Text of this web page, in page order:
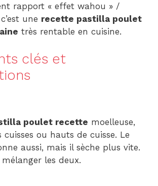
rapport « effet wahou » /
une recette pastilla poulet
très rentable en cuisine.
clés et
poulet recette moelleuse,
cuisses ou hauts de cuisse. Le
aussi, mais il sèche plus vite.
les deux.